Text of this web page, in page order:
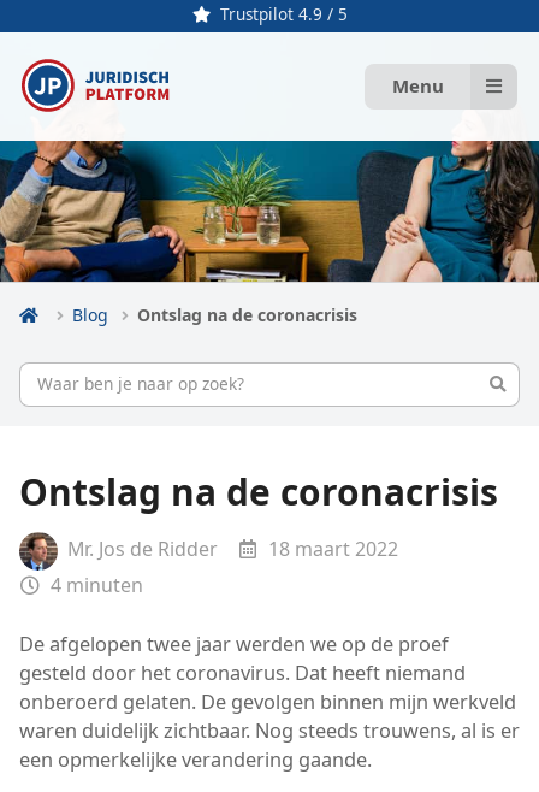
Trustpilot 4.9 / 5
Menu
Blog Ontslag na de coronacrisis
Ontslag na de coronacrisis
Mr. Jos de Ridder
18 maart 2022
4 minuten
De afgelopen twee jaar werden we op de proef
gesteld door het coronavirus. Dat heeft niemand
onberoerd gelaten. De gevolgen binnen mijn werkveld
waren duidelijk zichtbaar. Nog steeds trouwens, al is er
een opmerkelijke verandering gaande.